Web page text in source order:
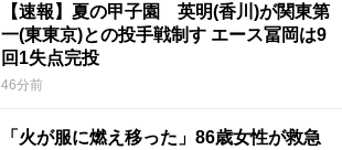
【速報】夏の甲子園 英明(香川)が関東第
一(東東京)との投手戦制す エース冨岡は9
回1失点完投
46分前
「火が服に燃え移った」86歳女性が救急